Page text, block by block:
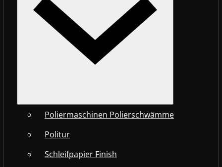
Poliermaschinen Polierschwämme
Politur
Schleifpapier Finish